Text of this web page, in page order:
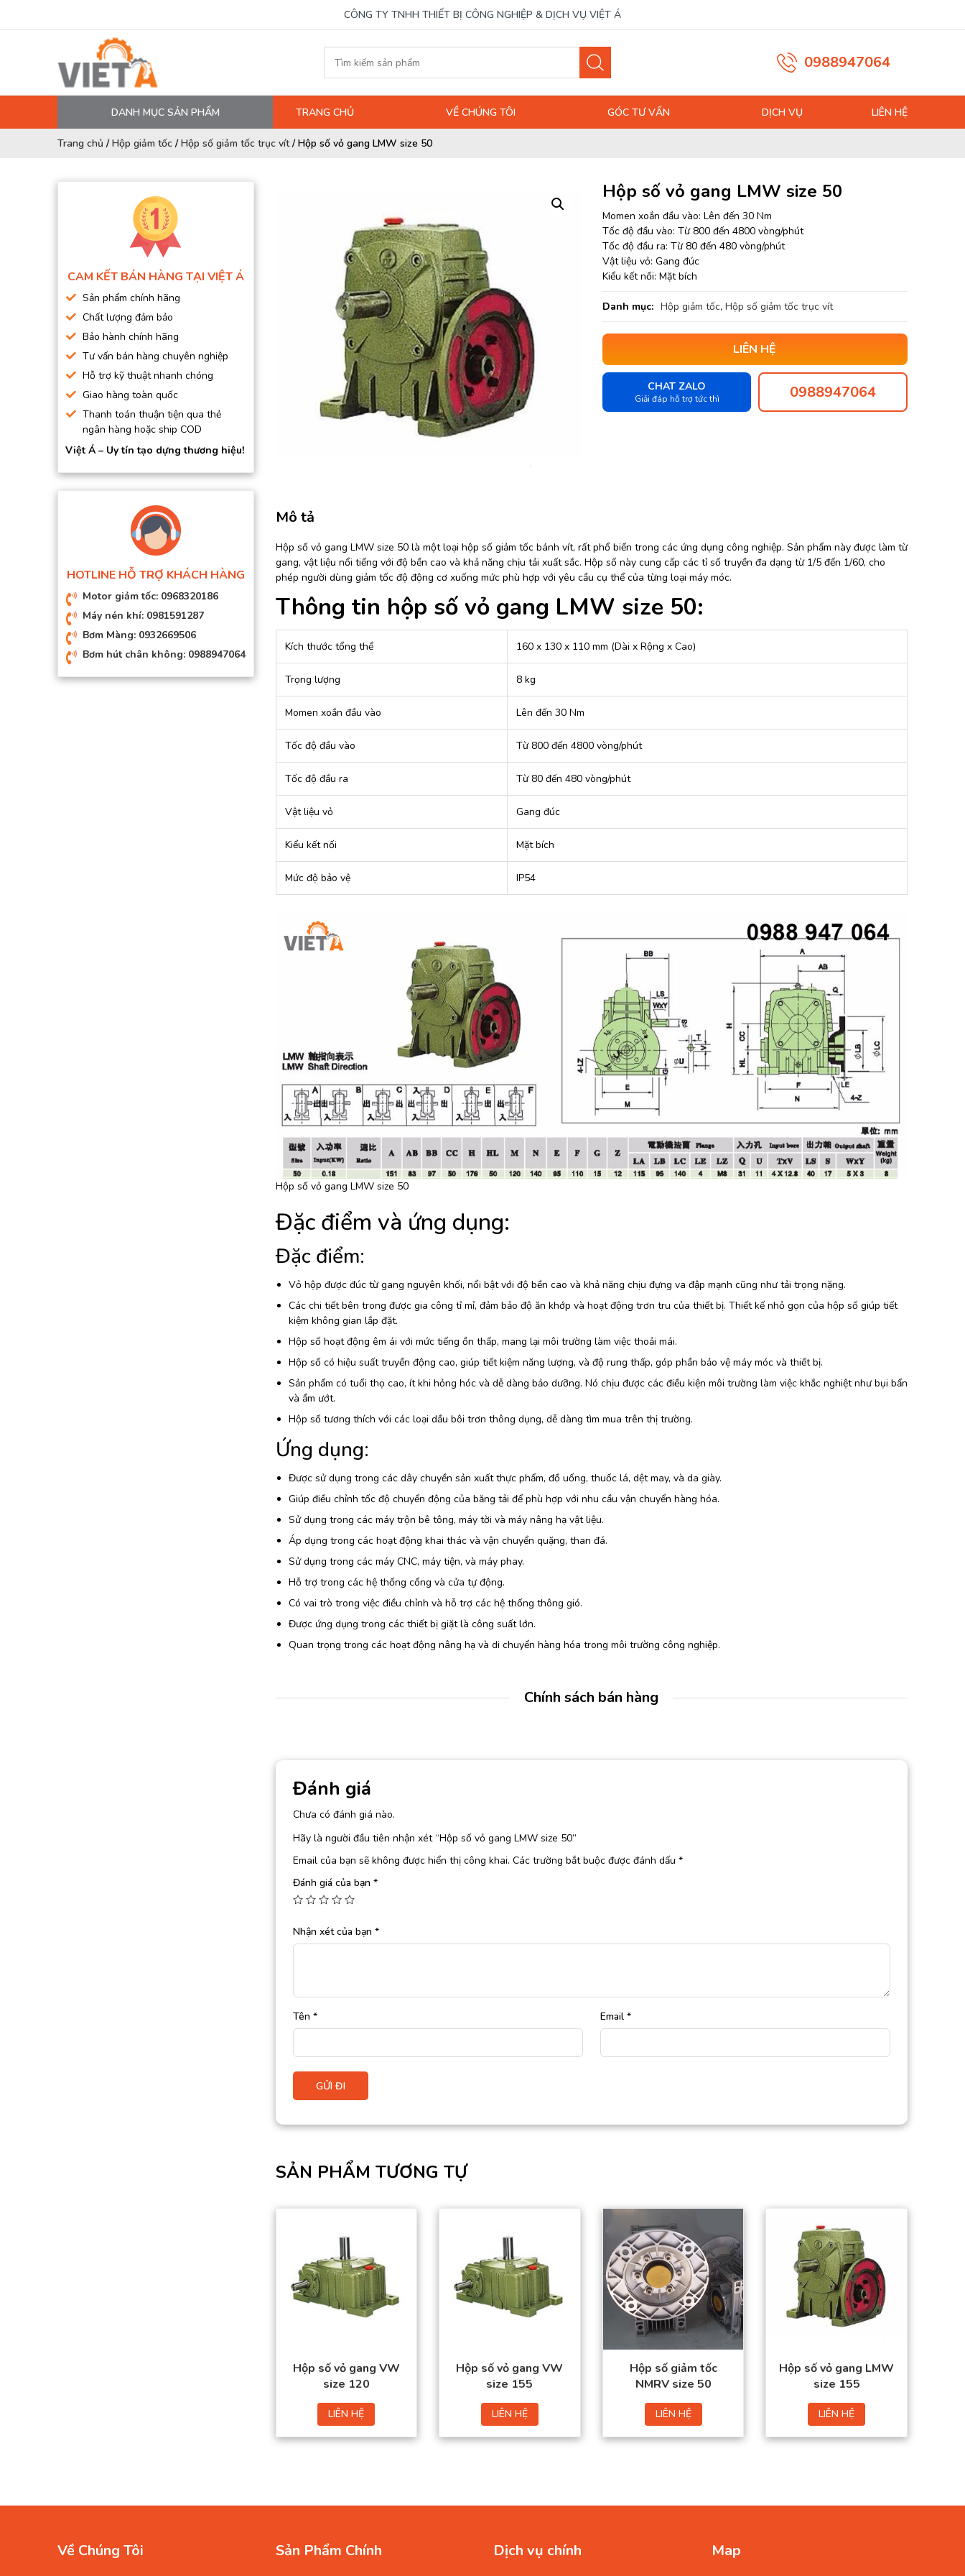
CÔNG TY TNHH THIẾT BỊ CÔNG NGHIỆP & DỊCH VỤ VIỆT Á
0988947064
DANH MỤC SẢN PHẨM
MÁY NÉN KHÍ
DẦU MÁY NÉN KHÍ
DÂY HƠI, ỐNG HƠI
BƠM MÀNG KHÍ NÉN
BƠM HÚT CHÂN KHÔNG
BƠM ĐỊNH LƯỢNG
MOTOR, HỘP GIẢM TỐC
MÁY TẠO KHÍ NITO
TRANG CHỦ VỀ CHÚNG TÔI GÓC TƯ VẤN DỊCH VỤ LIÊN HỆ
Trang chủ /Hộp giảm tốc /Hộp số giảm tốc trục vít/Hộp số vỏ gang LMW size 50
CAM KẾT BÁN HÀNG TẠI VIỆT Á
Sản phẩm chính hãng
Chất lượng đảm bảo
Bảo hành chính hãng
Tư vấn bán hàng chuyên nghiệp
Hỗ trợ kỹ thuật nhanh chóng
Giao hàng toàn quốc
Thanh toán thuận tiện qua thẻ
ngân hàng hoặc ship COD
Việt Á – Uy tín tạo dựng thương hiệu!
HOTLINE HỖ TRỢ KHÁCH HÀNG
Motor giảm tốc: 0968320186
Máy nén khí: 0981591287
Bơm Màng: 0932669506
Bơm hút chân không: 0988947064
Hộp số vỏ gang LMW size 50
Momen xoắn đầu vào: Lên đến 30 Nm
Tốc độ đầu vào: Từ 800 đến 4800 vòng/phút
Tốc độ đầu ra: Từ 80 đến 480 vòng/phút
Vật liệu vỏ: Gang đúc
Kiểu kết nối: Mặt bích
Danh mục: Hộp giảm tốc, Hộp số giảm tốc trục vít
LIÊN HỆ
CHAT ZALO
Giải đáp hỗ trợ tức thì 0988947064
Mô tả
Hộp số vỏ gang LMW size 50 là một loại hộp số giảm tốc bánh vít, rất phổ biến trong các ứng dụng công nghiệp. Sản phẩm này được làm từ
gang, vật liệu nổi tiếng với độ bền cao và khả năng chịu tải xuất sắc. Hộp số này cung cấp các tỉ số truyền đa dạng từ 1/5 đến 1/60, cho
phép người dùng giảm tốc độ động cơ xuống mức phù hợp với yêu cầu cụ thể của từng loại máy móc.
Thông tin hộp số vỏ gang LMW size 50:
Kích thước tổng thể 160 x 130 x 110 mm (Dài x Rộng x Cao)
Trọng lượng 8 kg
Momen xoắn đầu vào Lên đến 30 Nm
Tốc độ đầu vào Từ 800 đến 4800 vòng/phút
Tốc độ đầu ra Từ 80 đến 480 vòng/phút
Vật liệu vỏ Gang đúc
Kiểu kết nối Mặt bích
Mức độ bảo vệ IP54
Hộp số vỏ gang LMW size 50
Đặc điểm và ứng dụng:
Đặc điểm:
Vỏ hộp được đúc từ gang nguyên khối, nổi bật với độ bền cao và khả năng chịu đựng va đập mạnh cũng như tải trọng nặng.
Các chi tiết bên trong được gia công tỉ mỉ, đảm bảo độ ăn khớp và hoạt động trơn tru của thiết bị. Thiết kế nhỏ gọn của hộp số giúp tiết
kiệm không gian lắp đặt.
Hộp số hoạt động êm ái với mức tiếng ồn thấp, mang lại môi trường làm việc thoải mái.
Hộp số có hiệu suất truyền động cao, giúp tiết kiệm năng lượng, và độ rung thấp, góp phần bảo vệ máy móc và thiết bị.
Sản phẩm có tuổi thọ cao, ít khi hỏng hóc và dễ dàng bảo dưỡng. Nó chịu được các điều kiện môi trường làm việc khắc nghiệt như bụi bẩn
và ẩm ướt.
Hộp số tương thích với các loại dầu bôi trơn thông dụng, dễ dàng tìm mua trên thị trường.
Ứng dụng:
Được sử dụng trong các dây chuyền sản xuất thực phẩm, đồ uống, thuốc lá, dệt may, và da giày.
Giúp điều chỉnh tốc độ chuyển động của băng tải để phù hợp với nhu cầu vận chuyển hàng hóa.
Sử dụng trong các máy trộn bê tông, máy tời và máy nâng hạ vật liệu.
Áp dụng trong các hoạt động khai thác và vận chuyển quặng, than đá.
Sử dụng trong các máy CNC, máy tiện, và máy phay.
Hỗ trợ trong các hệ thống cổng và cửa tự động.
Có vai trò trong việc điều chỉnh và hỗ trợ các hệ thống thông gió.
Được ứng dụng trong các thiết bị giặt là công suất lớn.
Quan trọng trong các hoạt động nâng hạ và di chuyển hàng hóa trong môi trường công nghiệp.
Chính sách bán hàng
Đánh giá
Chưa có đánh giá nào.
Hãy là người đầu tiên nhận xét “Hộp số vỏ gang LMW size 50”
Email của bạn sẽ không được hiển thị công khai. Các trường bắt buộc được đánh dấu *
Đánh giá của bạn *
Nhận xét của bạn *
Tên * Email *
SẢN PHẨM TƯƠNG TỰ
Hộp số vỏ gang VW
size 120
LIÊN HỆ
Hộp số vỏ gang VW
size 155
LIÊN HỆ
Hộp số giảm tốc
NMRV size 50
LIÊN HỆ
Hộp số vỏ gang LMW
size 155
LIÊN HỆ
Về Chúng Tôi Sản Phẩm Chính Dịch vụ chính Map